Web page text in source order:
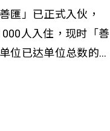
过数码技能培训实
立互助网络，创造
苏凯君强
力和信心，让他们
点心教学、音乐制
影、咖啡产品及服
士表示：「感谢恒
涯方向，发展潜
匯」已正式入伙，
人入住，现时「善
位已达单位总数的
余单位数量。「善
局长戴尚诚先生, JP